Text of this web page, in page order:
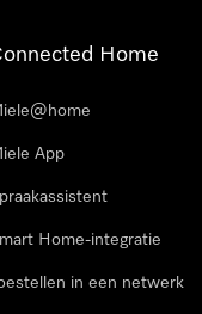
Home
App
Home-integratie
in een netwerk